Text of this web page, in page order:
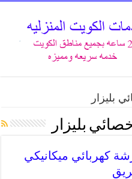
بليزار
بليزار
بليزار 99009551 ورشة كهربائي ميكانيكي